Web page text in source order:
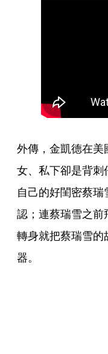
外傳，金凱德在
女、私下卻是背
自己的好閨密蔡
認；連蔡瑞雪之
轉身就把蔡瑞雪的
器。